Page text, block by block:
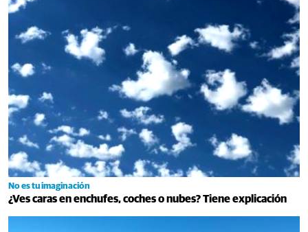
No es tu imaginación
¿Ves caras en enchufes, coches o nubes? Tiene explicación